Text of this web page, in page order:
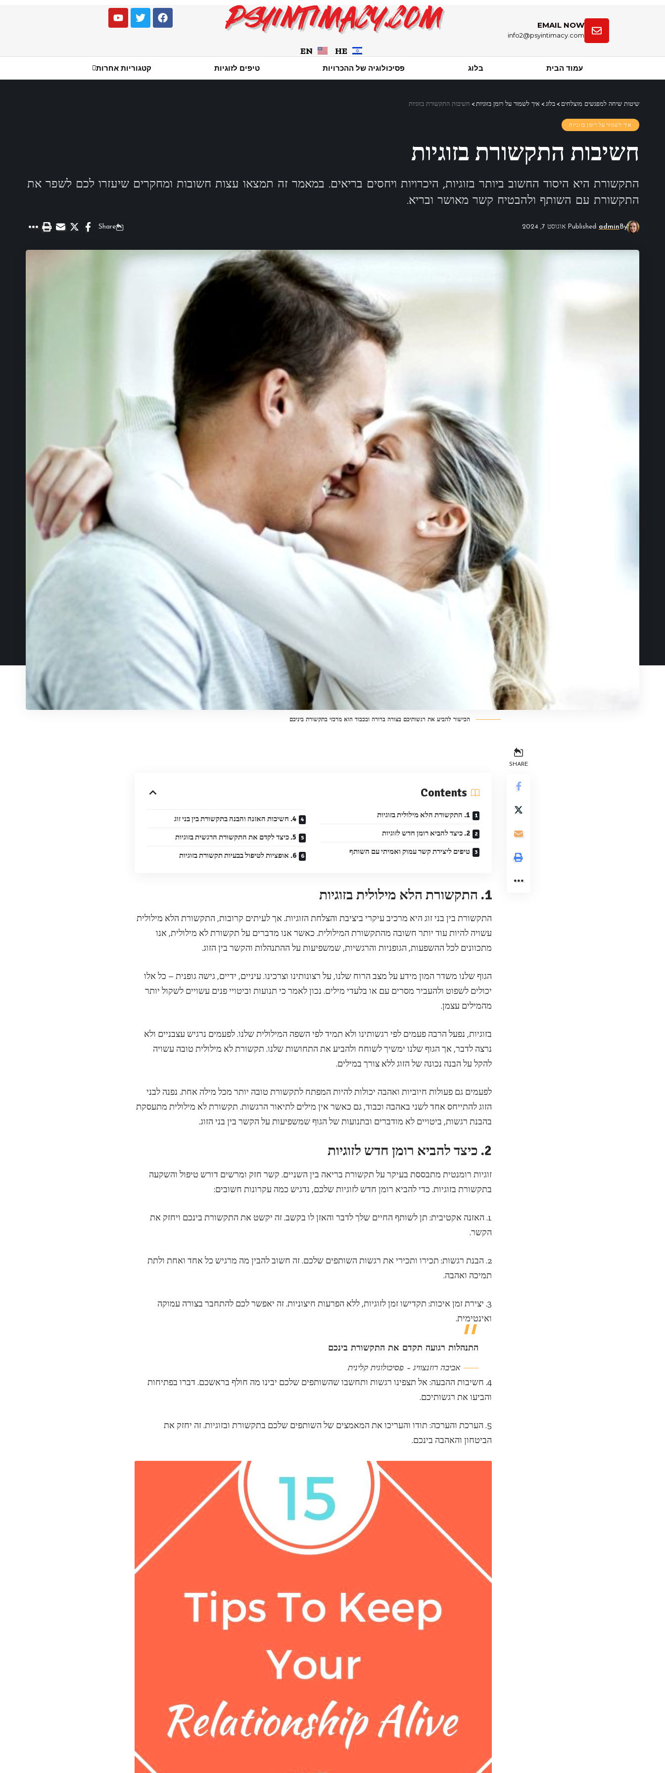
EMAIL NOW
info2@psyintimacy.com
HE
EN
עמוד הבית בלוג פסיכולוגיה של ההכרויות טיפים לזוגיות קטגוריות אחרות
שיטות שיחה למפגשים מוצלחים > בלוג > איך לשמור על רומן בזוגיות > חשיבות התקשורת בזוגיות
איך לשמור על רומן בזוגיות
חשיבות התקשורת בזוגיות
התקשורת היא היסוד החשוב ביותר בזוגיות, היכרויות ויחסים בריאים. במאמר זה תמצאו עצות חשובות ומחקרים שיעזרו לכם לשפר את
התקשורת עם השותף ולהבטיח קשר מאושר ובריא.
By
admin Published אוגוסט 7, 2024 Share
הכישור להביע את רגשותיכם בצורה ברורה ובכבוד הוא מרכזי בתקשורת ביניכם
SHARE
Contents
1. התקשורת הלא מילולית בזוגיות
2. כיצד להביא רומן חדש לזוגיות
טיפים ליצירת קשר עמוק ואמיתי עם השותף
4. חשיבות האזנה והבנה בתקשורת בין בני זוג
5. כיצד לקדם את התקשורת הרגשית בזוגיות
6. אופציות לטיפול בבעיות תקשורת בזוגיות
1. התקשורת הלא מילולית בזוגיות
התקשורת בין בני זוג היא מרכיב עיקרי ביציבת והצלחת הזוגיות. אך לעיתים קרובות, התקשורת הלא מילולית
עשויה להיות עוד יותר חשובה מהתקשורת המילולית. כאשר אנו מדברים על תקשורת לא מילולית, אנו
מתכוונים לכל ההשפעות, הגופניות והרגשיות, שמשפיעות על ההתנהלות והקשר בין הזוג.
הגוף שלנו משדר המון מידע על מצב הרוח שלנו, על רצונותינו וצרכינו. עיניים, ידיים, גישה גופנית – כל אלו
יכולים לשפוט ולהעביר מסרים עם או בלעדי מילים. נכון לאמר כי תנועות וביטויי פנים עשויים לשקול יותר
מהמילים עצמן.
בזוגיות, נפעל הרבה פעמים לפי רגשותינו ולא תמיד לפי השפה המילולית שלנו. לפעמים נרגיש עצבניים ולא
נרצה לדבר, אך הגוף שלנו ימשיך לשוחח ולהביע את התחושות שלנו. תקשורת לא מילולית טובה עשויה
להקל על הבנה נכונה של הזוג ללא צורך במילים.
לפעמים גם פעולות חיוביות ואהבה יכולות להיות המפתח לתקשורת טובה יותר מכל מילה אחת. נפנה לבני
הזוג להתייחס אחד לשני באהבה וכבוד, גם כאשר אין מילים לתיאור הרגשות. תקשורת לא מילולית מתעסקת
בהבנת רגשות, ביטויים לא מודברים ובתנועות של הגוף שמשפיעות על הקשר בין בני הזוג.
2. כיצד להביא רומן חדש לזוגיות
זוגיות רומנטית מתבססת בעיקר על תקשורת בריאה בין השניים. קשר חזק ומרשים דורש טיפול והשקעה
בתקשורת בזוגיות. כדי להביא רומן חדש לזוגיות שלכם, נדגיש כמה עקרונות חשובים:
1. האזנה אקטיבית: תן לשותף החיים שלך לדבר והאזן לו בקשב. זה יקשט את התקשורת בינכם ויחזק את
הקשר.
2. הבנת רגשות: תכירו ותכירי את רגשות השותפים שלכם. זה חשוב להבין מה מרגיש כל אחד ואחת ולתת
תמיכה ואהבה.
3. יצירת זמן איכות: תקדישו זמן לזוגיות, ללא הפרעות חיצוניות. זה יאפשר לכם להתחבר בצורה עמוקה
ואינטימית.
התנהלות רגועה תקדם את התקשורת בינכם
אביבה רוזנצוויג – פסיכולוגית קלינית
4. חשיבות ההבעה: אל תצפינו רגשות ותחשבו שהשותפים שלכם יבינו מה חולף בראשכם. דברו בפתיחות
והביעו את רגשותיכם.
5. הערכת והערכה: תודו והעריכו את המאמצים של השותפים שלכם בתקשורת ובזוגיות. זה יחזק את
הביטחון והאהבה בינכם.